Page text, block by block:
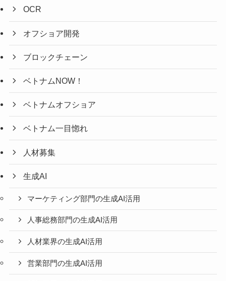
OCR
オフショア開発
ブロックチェーン
ベトナムNOW！
ベトナムオフショア
ベトナム一目惚れ
人材募集
生成AI
マーケティング部門の生成AI活用
人事総務部門の生成AI活用
人材業界の生成AI活用
営業部門の生成AI活用